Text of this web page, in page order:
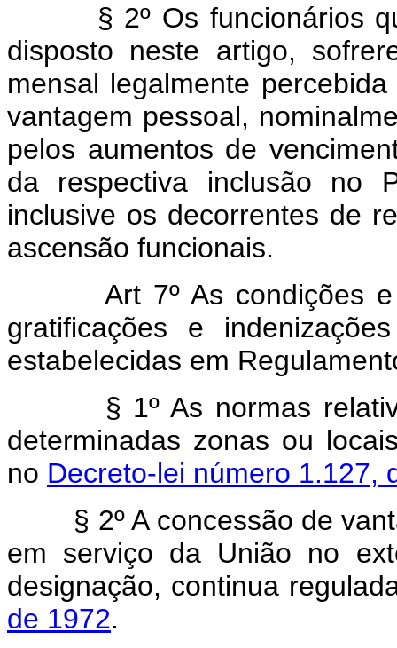
§ 2º Os funcionários
disposto neste artigo,
mensal legalmente
vantagem pessoal,
pelos aumentos de
da respectiva inclusão no
inclusive os decorrentes de
ascensão funcionais.
Art 7º As condições
gratificações e
estabelecidas em
§ 1º As normas
determinadas zonas ou
no Decreto-lei número 1.127,
§ 2º A concessão de
em serviço da União no
designação, continua
de 1972.